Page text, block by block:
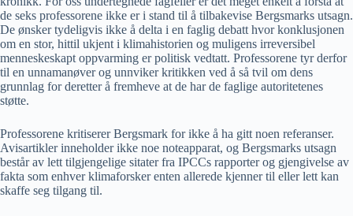
de seks professorene ikke er i stand til å tilbakevise Bergsmarks utsagn.
De ønsker tydeligvis ikke å delta i en faglig debatt hvor konklusjonen
om en stor, hittil ukjent i klimahistorien og muligens irreversibel
menneskeskapt oppvarming er politisk vedtatt. Professorene tyr derfor
til en unnamanøver og unnviker kritikken ved å så tvil om dens
grunnlag for deretter å fremheve at de har de faglige autoritetenes
støtte.
Professorene kritiserer Bergsmark for ikke å ha gitt noen referanser.
Avisartikler inneholder ikke noe noteapparat, og Bergsmarks utsagn
består av lett tilgjengelige sitater fra IPCCs rapporter og gjengivelse av
fakta som enhver klimaforsker enten allerede kjenner til eller lett kan
skaffe seg tilgang til.